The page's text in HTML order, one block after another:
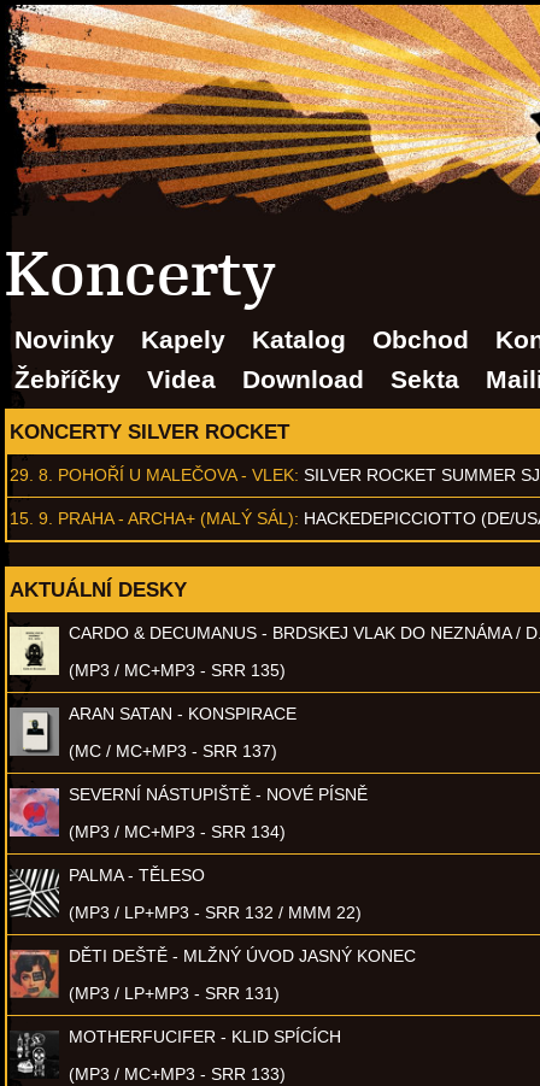
Koncerty
Novinky Kapely Katalog Obchod
Žebříčky
Videa Download Sekta
KONCERTY SILVER ROCKET
29. 8. POHOŘÍ U MALEČOVA - VLEK: SILVER ROCKET SUMMER
15. 9. PRAHA - ARCHA+ (MALÝ SÁL): HACKEDEPICCIOTTO (DE/
AKTUÁLNÍ DESKY
CARDO & DECUMANUS - BRDSKEJ VLAK DO NEZNÁMA /
(MP3 / MC+MP3 - SRR 135)
ARAN SATAN - KONSPIRACE
(MC / MC+MP3 - SRR 137)
SEVERNÍ NÁSTUPIŠTĚ - NOVÉ PÍSNĚ
(MP3 / MC+MP3 - SRR 134)
PALMA - TĚLESO
(MP3 / LP+MP3 - SRR 132 / MMM 22)
DĚTI DEŠTĚ - MLŽNÝ ÚVOD JASNÝ KONEC
(MP3 / LP+MP3 - SRR 131)
MOTHERFUCIFER - KLID SPÍCÍCH
(MP3 / MC+MP3 - SRR 133)